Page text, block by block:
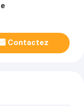
Contactez